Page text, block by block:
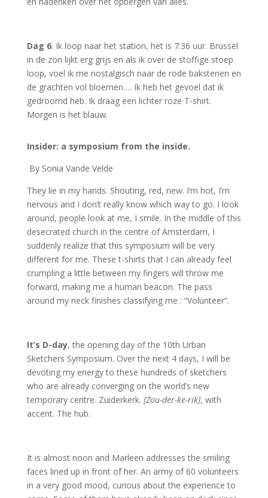
Dag 6. Ik loop naar het station, het is 7:36 uur. Brussel
in de zon lijkt erg grijs en als ik over de stoffige stoep
loop, voel ik me nostalgisch naar de rode bakstenen en
de grachten vol bloemen…. Ik heb het gevoel dat ik
gedroomd heb. Ik draag een lichter roze T-shirt.
Morgen is het blauw.
Insider: a symposium from the inside.
By Sonia Vande Velde
They lie in my hands. Shouting, red, new. I’m hot, I’m
nervous and I don’t really know which way to go. I look
around, people look at me, I smile. In the middle of this
desecrated church in the centre of Amsterdam, I
suddenly realize that this symposium will be very
different for me. These t-shirts that I can already feel
crumpling a little between my fingers will throw me
forward, making me a human beacon. The pass
around my neck finishes classifying me : “Volunteer”.
It’s D-day, the opening day of the 10th Urban
Sketchers Symposium. Over the next 4 days, I will be
devoting my energy to these hundreds of sketchers
who are already converging on the world’s new
temporary centre. Zuiderkerk. [Zou-der-ke-rik], with
accent. The hub.
It is almost noon and Marleen addresses the smiling
faces lined up in front of her. An army of 60 volunteers
in a very good mood, curious about the experience to